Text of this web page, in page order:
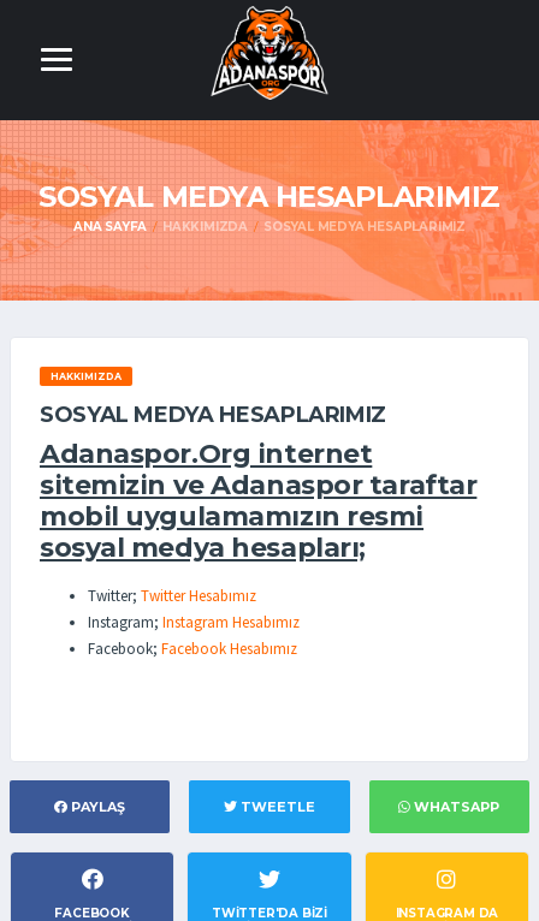
SOSYAL MEDYA HESAPLARIMIZ
ANA SAYFA HAKKIMIZDA SOSYAL MEDYA HESAPLARIMIZ
HAKKIMIZDA
SOSYAL MEDYA HESAPLARIMIZ
Adanaspor.Org internet
sitemizin ve Adanaspor taraftar
mobil uygulamamızın resmi
sosyal medya hesapları;
Twitter; Twitter Hesabımız
Instagram; Instagram Hesabımız
Facebook; Facebook Hesabımız
PAYLAŞ TWEETLE WHATSAPP
FACEBOOK
TWITTER'DA BIZI
INSTAGRAM DA